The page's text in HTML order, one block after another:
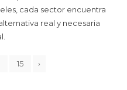
cada sector encuentra
real y necesaria
15 ›